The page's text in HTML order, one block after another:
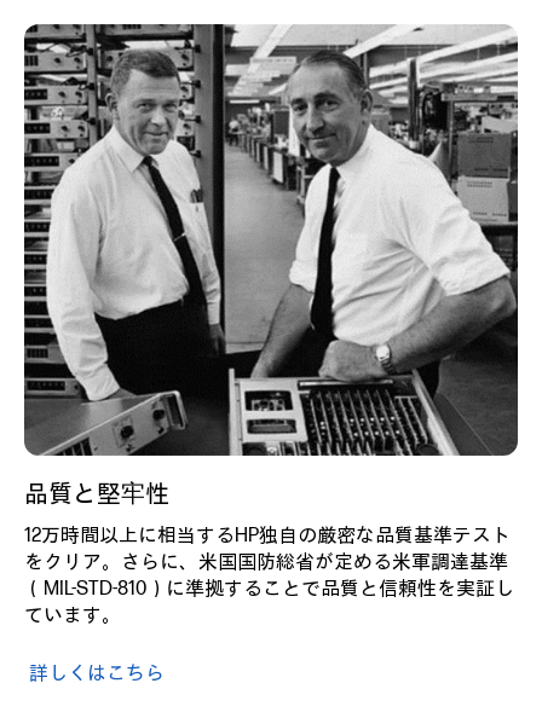
品質と堅牢性
12万時間以上に相当するHP独自の厳密な品質基準テスト
をクリア。さらに、米国国防総省が定める米軍調達基準
（MIL-STD-810）に準拠することで品質と信頼性を実証し
ています。
詳しくはこちら